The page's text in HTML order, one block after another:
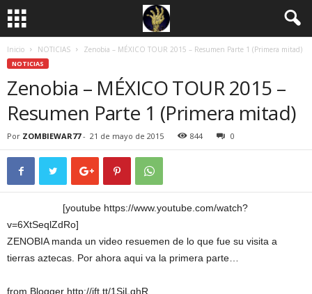
Inicio NOTICIAS Zenobia – MÉXICO TOUR 2015 – Resumen Parte 1 (Primera mitad)
NOTICIAS
Zenobia – MÉXICO TOUR 2015 –
Resumen Parte 1 (Primera mitad)
Por ZOMBIEWAR77- 21 de mayo de 2015 844 0
[youtube https://www.youtube.com/watch?
v=6XtSeqlZdRo]
ZENOBIA manda un video resuemen de lo que fue su visita a
tierras aztecas. Por ahora aqui va la primera parte…
from Blogger http://ift.tt/1SjLqhR